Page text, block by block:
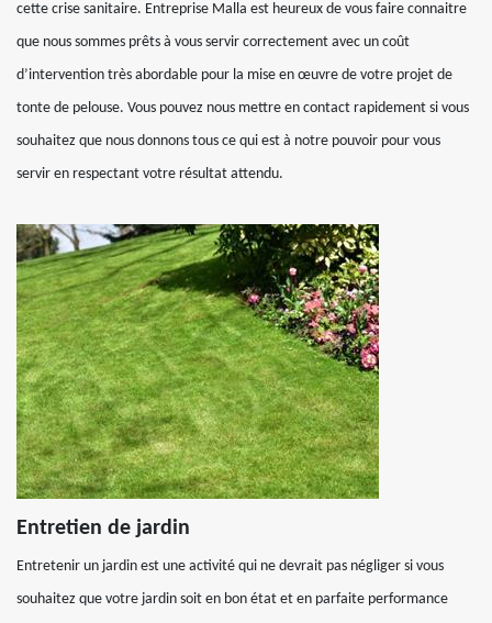
cette crise sanitaire. Entreprise Malla est heureux de vous faire connaitre
que nous sommes prêts à vous servir correctement avec un coût
d’intervention très abordable pour la mise en œuvre de votre projet de
tonte de pelouse. Vous pouvez nous mettre en contact rapidement si vous
souhaitez que nous donnons tous ce qui est à notre pouvoir pour vous
servir en respectant votre résultat attendu.
Entretien de jardin
Entretenir un jardin est une activité qui ne devrait pas négliger si vous
souhaitez que votre jardin soit en bon état et en parfaite performance